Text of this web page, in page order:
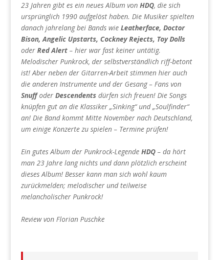
23 Jahren gibt es ein neues Album von HDQ, die sich
ursprünglich 1990 aufgelöst haben. Die Musiker spielten
danach jahrelang bei Bands wie Leatherface, Doctor
Bison, Angelic Upstarts, Cockney Rejects, Toy Dolls
oder Red Alert– hier war fast keiner untätig.
Melodischer Punkrock, der selbstverständlich riff-betont
ist! Aber neben der Gitarren-Arbeit stimmen hier auch
die anderen Instrumente und der Gesang – Fans von
Snuffoder Descendents dürfen sich freuen! Die Songs
knüpfen gut an die Klassiker „Sinking“ und „Soulfinder“
an! Die Band kommt Mitte November nach Deutschland,
um einige Konzerte zu spielen – Termine prüfen!
Ein gutes Album der Punkrock-Legende HDQ– da hört
man 23 Jahre lang nichts und dann plötzlich erscheint
dieses Album! Besser kann man sich wohl kaum
zurückmelden; melodischer und teilweise
melancholischer Punkrock!
Review von Florian Puschke